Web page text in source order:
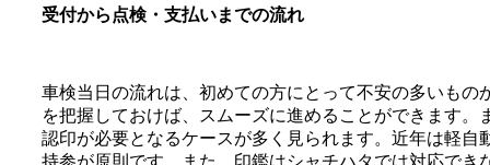
受付から点検・支払いまでの流れ
車検当日の流れは、初めての方にとって不安の多いも
を把握しておけば、スムーズに進めることができます
認印が必要となるケースが多く見られます。近年は軽
持参が原則です。また、印鑑はシャチハタでは対応で